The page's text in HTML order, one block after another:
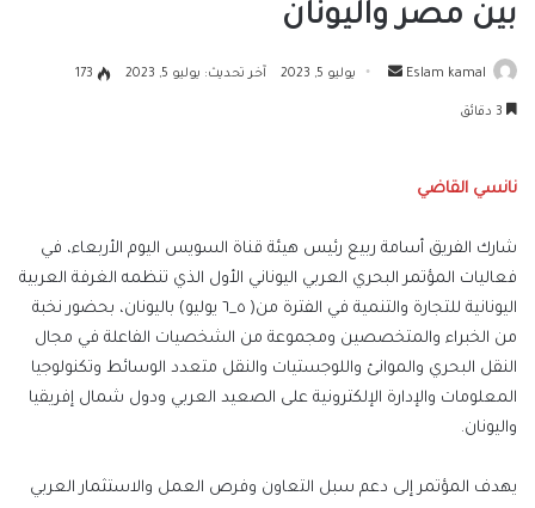
بين مصر واليونان
Eslam kamal
أرسل يوليو 5, 2023 آخر تحديث: يوليو 5, 2023 173
نانسي القاضي
شارك الفريق أسامة ربيع رئيس هيئة قناة السويس اليوم الأربعاء، في
فعاليات المؤتمر البحري العربي اليوناني الأول الذي تنظمه الغرفة العربية
اليونانية للتجارة والتنمية في الفترة من( ٥_٦ يوليو) باليونان، بحضور نخبة
من الخبراء والمتخصصين ومجموعة من الشخصيات الفاعلة في مجال
النقل البحري والموانئ واللوجستيات والنقل متعدد الوسائط وتكنولوجيا
المعلومات والإدارة الإلكترونية على الصعيد العربي ودول شمال إفريقيا
واليونان.
يهدف المؤتمر إلى دعم سبل التعاون وفرص العمل والاستثمار العربي